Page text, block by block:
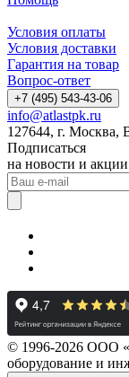
Условия оплаты
Условия доставки
Гарантия на товар
Вопрос-ответ
+7 (495) 543-43-06
info@atlastpk.ru
127644, г. Москва,
Подписаться
на новости и акции
© 1996-2026 ООО
оборудование и